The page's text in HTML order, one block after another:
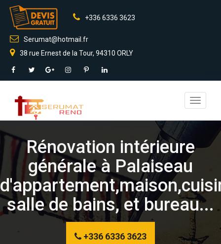
+336 6336 3623
Serumat@hotmail.fr
38 rue Ernest de la Tour, 94310 ORLY
Toggle
Rénovation intérieure
générale à Palaiseau
salle de bains, et bureau...
+336 6336 3623